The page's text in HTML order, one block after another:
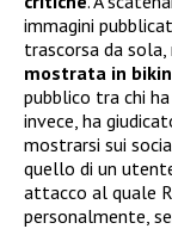
immagini
trascorsa da
mostrata in
pubblico tra chi
invece, ha
mostrarsi sui
quello di un
attacco al quale
personalmente,